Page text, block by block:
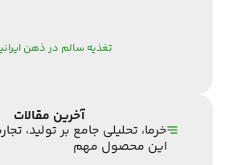
تغذیه سالم در ذهن
آخرین مقالات
خرما، تحلیلی جامع بر تولید،
این محصول مهم